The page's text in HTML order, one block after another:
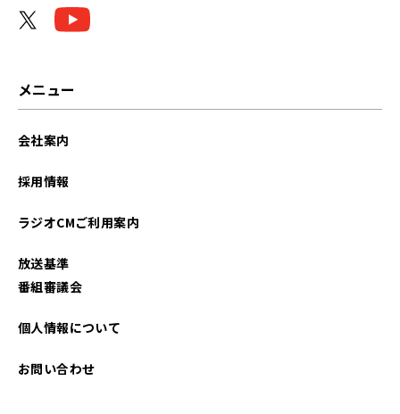
メニュー
会社案内
採用情報
ラジオCMご利用案内
放送基準
番組審議会
個人情報について
お問い合わせ